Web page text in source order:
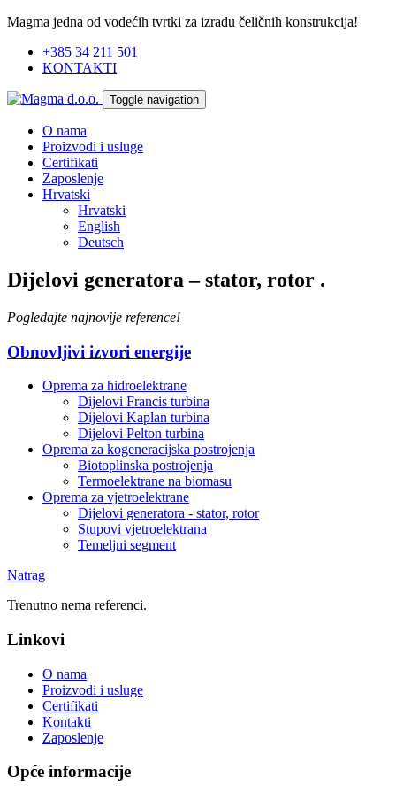
Magma jedna od vodećih tvrtki za izradu čeličnih konstrukcija!
+385 34 211 501
KONTAKTI
Toggle navigation
O nama
Proizvodi i usluge
Certifikati
Zaposlenje
Hrvatski
Hrvatski
English
Deutsch
Dijelovi generatora – stator, rotor .
Pogledajte najnovije reference!
Obnovljivi izvori energije
Oprema za hidroelektrane
Dijelovi Francis turbina
Dijelovi Kaplan turbina
Dijelovi Pelton turbina
Oprema za kogeneracijska postrojenja
Biotoplinska postrojenja
Termoelektrane na biomasu
Oprema za vjetroelektrane
Dijelovi generatora - stator, rotor
Stupovi vjetroelektrana
Temeljni segment
Natrag
Trenutno nema referenci.
Linkovi
O nama
Proizvodi i usluge
Certifikati
Kontakti
Zaposlenje
Opće informacije